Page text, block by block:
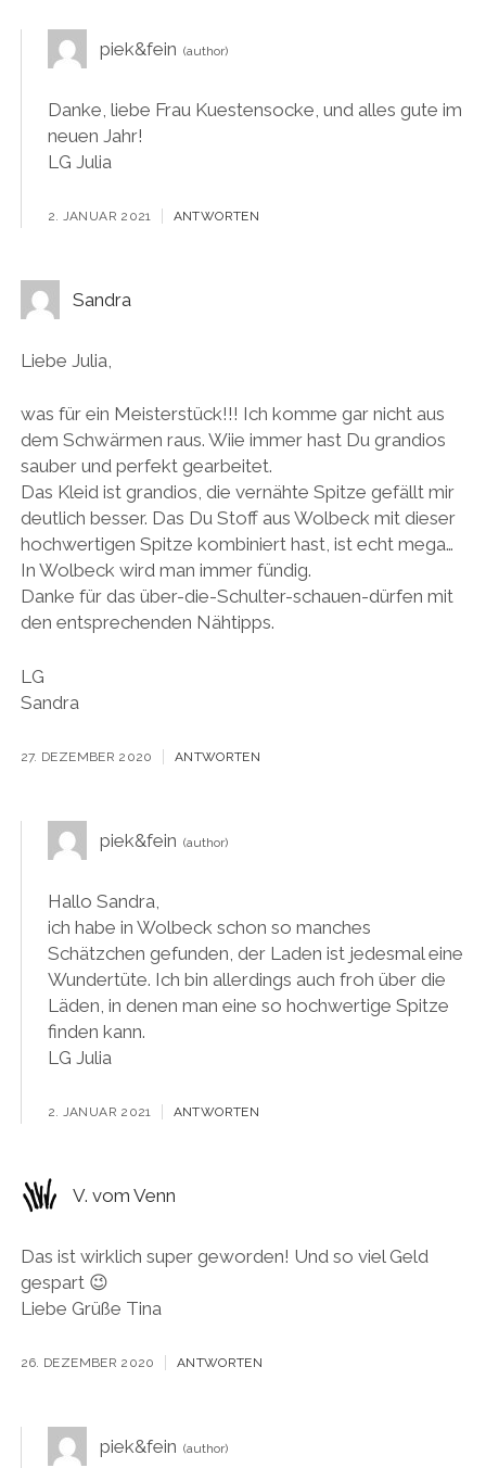
piek&fein
Danke, liebe Frau Kuestensocke, und alles gute im
neuen Jahr!
LG Julia
2. JANUAR 2021 ANTWORTEN
Sandra
Liebe Julia,
was für ein Meisterstück!!! Ich komme gar nicht aus
dem Schwärmen raus. Wiie immer hast Du grandios
sauber und perfekt gearbeitet.
Das Kleid ist grandios, die vernähte Spitze gefällt mir
deutlich besser. Das Du Stoff aus Wolbeck mit dieser
hochwertigen Spitze kombiniert hast, ist echt mega…
In Wolbeck wird man immer fündig.
Danke für das über-die-Schulter-schauen-dürfen mit
den entsprechenden Nähtipps.
LG
Sandra
27. DEZEMBER 2020 ANTWORTEN
piek&fein
Hallo Sandra,
ich habe in Wolbeck schon so manches
Schätzchen gefunden, der Laden ist jedesmal eine
Wundertüte. Ich bin allerdings auch froh über die
Läden, in denen man eine so hochwertige Spitze
finden kann.
LG Julia
2. JANUAR 2021 ANTWORTEN
V. vom Venn
Das ist wirklich super geworden! Und so viel Geld
gespart 😉
Liebe Grüße Tina
26. DEZEMBER 2020 ANTWORTEN
piek&fein